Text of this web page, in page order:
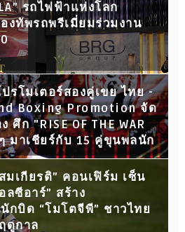
รถไฟฟ้าแห่งโลก
งทัพรถพรีเมี่ยมร่วมงาน
รโมเตอร์สองคู่เขย ไทย -
Boxing Promotion จัด
ก "RISE OF THE WAR
มาเชียร์กับ 15 คู่ขุนพลนัก
มเกียรติ” คอนเฟิร์ม เซ็น
ซีอาร์” สร้าง
กบิด “โมโตจีพี” ชาวไทย
ดูกาล